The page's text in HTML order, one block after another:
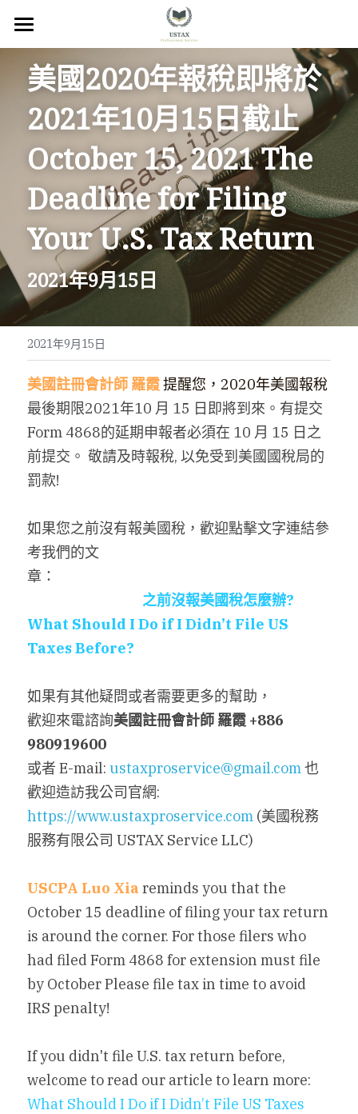
服務內容
關於我們
服務地區
常見問題
所有文章
聯絡我們
線上預約
Facebook
搜索
繁體中文
繁體中文
美國2020年報稅即將於
2021年10月15日截止
October 15, 2021 The
Deadline for Filing
Your U.S. Tax Return
2021年9月15日
2021年9月15日
美國註冊會計師 羅霞 提醒您，2020年美國報稅
最後期限2021年10 月 15 日即將到來。有提交
Form 4868的延期申報者必須在 10 月 15 日之
前提交。 敬請及時報稅, 以免受到美國國稅局的
罰款!
如果您之前沒有報美國稅，歡迎點擊文字連結參
考我們的文
章：
之前沒報美國稅怎麼辦?
What Should I Do if I Didn’t File US
Taxes Before?
如果有其他疑問或者需要更多的幫助，
歡迎來電諮詢美國註冊會計師 羅霞 +886
980919600
或者 E-mail: ustaxproservice@gmail.com 也
https://www.ustaxproservice.com (美國稅務
服務有限公司 USTAX Service LLC)
USCPA Luo Xia reminds you that the
October 15 deadline of filing your tax return
is around the corner. For those filers who
had filed Form 4868 for extension must file
by October Please file tax in time to avoid
IRS penalty!
If you didn't file U.S. tax return before,
welcome to read our article to learn more:
What Should I Do if I Didn’t File US Taxes
商品分類